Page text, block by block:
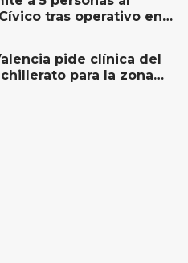
tras operativo en
Río
pide clínica del
para la zona
San Juan del Río